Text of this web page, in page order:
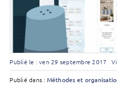
Publié le : ven 29 septembre 2017
Publié dans : Méthodes et